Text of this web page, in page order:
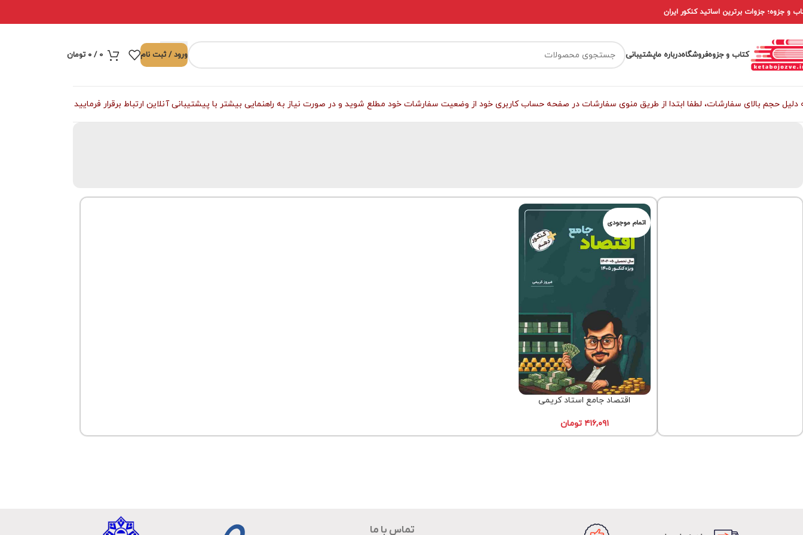
و جزوه؛ جزوات برترین اساتید کنکور ایران
کتاب و جزوهفروشگاهدرباره ماپشتیبانی ورود / ثبت نام 0
/ ۰ تومان
دلیل حجم بالای سفارشات، لطفا ابتدا از طریق منوی سفارشات در صفحه حساب کاربری خود از وضعیت سفارشات خود مطلع شوید و در صورت نیاز به راهنمایی بیشتر با پیشتیبانی آنلاین ارتباط برقرار فرمایید
اقتصاد جامع استاد کریمی
۴۱۶,۰۹۱ تومان
تماس با ما